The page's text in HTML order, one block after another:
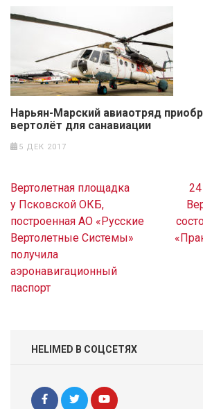
Нарьян-Марский авиаотряд
вертолёт для санавиации
5 ДЕК 2017
Навигация
по
записям
Вертолетная площадка
у Псковской ОКБ,
построенная АО «Русские
Вертолетные Системы»
получила
аэронавигационный
паспорт
HELIMED В СОЦСЕТЯХ